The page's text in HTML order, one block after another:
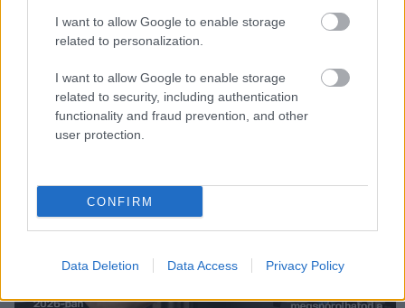
I want to allow Google to enable storage
related to personalization.
I want to allow Google to enable storage
related to security, including authentication
functionality and fraud prevention, and other
user protection.
CONFIRM
Data Deletion Data Access Privacy Policy